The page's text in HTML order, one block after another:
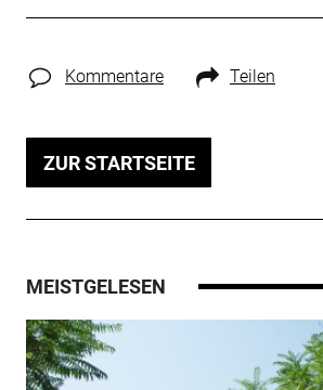
Kommentare Teilen
ZUR STARTSEITE
MEISTGELESEN